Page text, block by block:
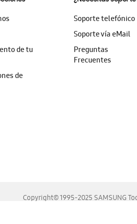
de tu
de
Soporte telefónico
Soporte vía eMail
Preguntas
Frecuentes
Copyright© 1995-2025 SAMSUNG